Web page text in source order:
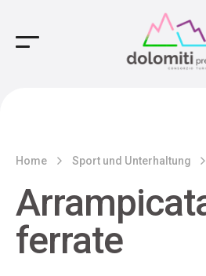
Main Navigation
Home Sport und Unterhaltung
ferrate